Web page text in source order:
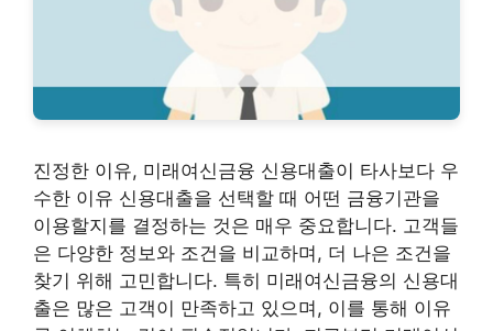
진정한 이유, 미래여신금융 신용대출이 타사보다 우
수한 이유 신용대출을 선택할 때 어떤 금융기관을
이용할지를 결정하는 것은 매우 중요합니다. 고객들
은 다양한 정보와 조건을 비교하며, 더 나은 조건을
찾기 위해 고민합니다. 특히 미래여신금융의 신용대
출은 많은 고객이 만족하고 있으며, 이를 통해 이유